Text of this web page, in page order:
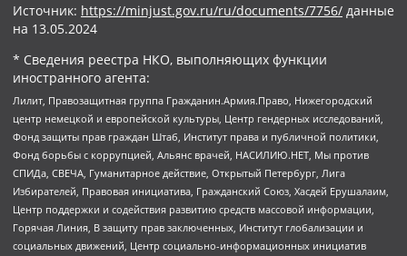
Источник: https://minjust.gov.ru/ru/documents/7756/ данные
на 13.05.2024
* Сведения реестра НКО, выполняющих функции
иностранного агента:
Лилит, Правозащитная группа Гражданин.Армия.Право, Нижегородский
центр немецкой и европейской культуры, Центр гендерных исследований,
Фонд защиты прав граждан Штаб, Институт права и публичной политики,
Фонд борьбы с коррупцией, Альянс врачей, НАСИЛИЮ.НЕТ, Мы против
СПИДа, СВЕЧА, Гуманитарное действие, Открытый Петербург, Лига
Избирателей, Правовая инициатива, Гражданский Союз, Хасдей Ерушалаим,
Центр поддержки и содействия развитию средств массовой информации,
Горячая Линия, В защиту прав заключенных, Институт глобализации и
социальных движений, Центр социально-информационных инициатив